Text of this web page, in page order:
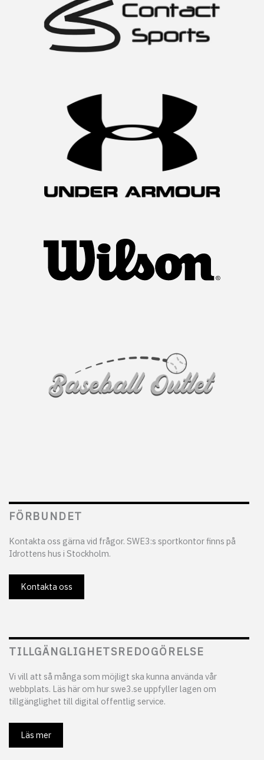
FÖRBUNDET
Kontakta oss gärna vid frågor. SWE3:s sportkontor finns på
Idrottens hus i Stockholm.
Kontakta oss
TILLGÄNGLIGHETSREDOGÖRELSE
Vi vill att så många som möjligt ska kunna använda vår
webbplats. Läs här om hur swe3.se uppfyller lagen om
tillgänglighet till digital offentlig service.
Läs mer